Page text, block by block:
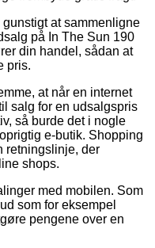
at sammenligne
på In The Sun 190
din handel, sådan at
pris.
at når en internet
salg for en udsalgspris
så burde det i nogle
e-butik. Shopping
retningslinje, der
shops.
med mobilen. Som
som for eksempel
pengene over en